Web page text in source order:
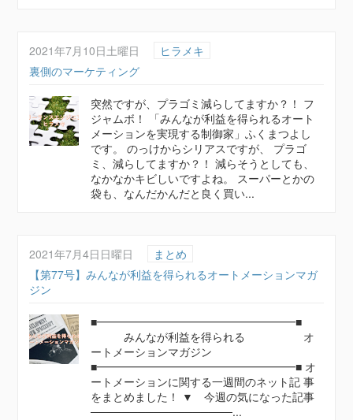
2021年7月10日土曜日
ヒラメキ
裏側のマーケティング
突然ですが、プラゴミ減らしてますか？！ フ
ジャムボ！ 「みんなが利益を得られるオート
メーションを実現する制御家」ふくまつよし
です。 のっけからシリアスですが、 プラゴ
ミ、減らしてますか？！ 減らそうとしても、
なかなかキビしいですよね。 スーパーとかの
袋も、なんだかんだと良く買い...
2021年7月4日日曜日
まとめ
【第77号】みんなが利益を得られるオートメーションマガ
ジン
■━━━━━━━━━━━━━━━━━━■
みんなが利益を得られる オ
ートメーションマガジン
■━━━━━━━━━━━━━━━━━━■ オ
ートメーションに関する一週間のネット記 事
をまとめました！ ▼ 今週の気になった記事
──────────────────...